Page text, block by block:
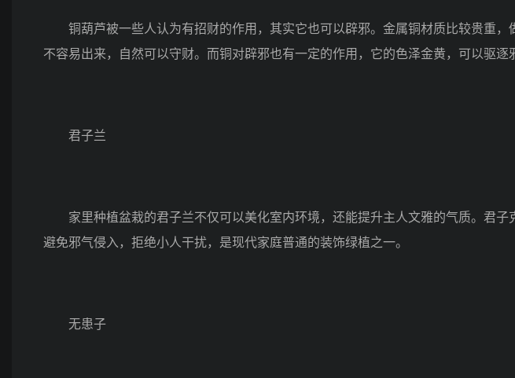
铜葫芦被一些人认为有招财的作用，其实它也可以辟邪。金属铜材质比较贵重，
不容易出来，自然可以守财。而铜对辟邪也有一定的作用，它的色泽金黄，可以驱逐
君子兰
家里种植盆栽的君子兰不仅可以美化室内环境，还能提升主人文雅的气质。君子
避免邪气侵入，拒绝小人干扰，是现代家庭普通的装饰绿植之一。
无患子